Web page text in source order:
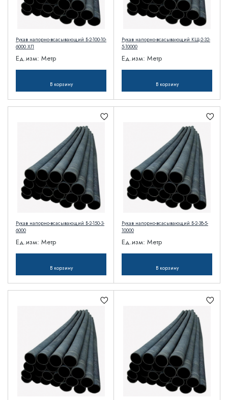
Рукав напорно-всасывающий Б-2-100-10-
6000 ХЛ
Ед.изм: Метр
В корзину
Рукав напорно-всасывающий КЩ-2-32-
5-10000
Ед.изм: Метр
В корзину
Рукав напорно-всасывающий Б-2-150-3-
6000
Ед.изм: Метр
В корзину
Рукав напорно-всасывающий Б-2-38-5-
10000
Ед.изм: Метр
В корзину